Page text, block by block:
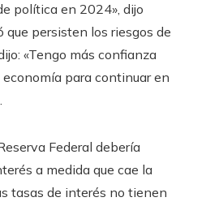
política en 2024», dijo
que persisten los riesgos de
«Tengo más confianza
para continuar en
Federal debería
a medida que cae la
tasas de interés no tienen